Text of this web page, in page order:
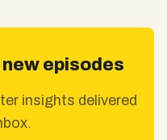
episodes
insights delivered